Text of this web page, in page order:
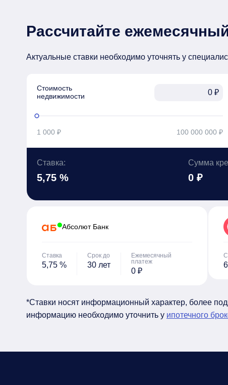
Рассчитайте
Актуальные ставки необходимо уточнять у
Стоимость
недвижимости
₽
1 000 ₽ 100 000 000 ₽
Ставка:
5,75 %
Сумма
0 ₽
Абсолют Банк
Ставка
5,75 %
Срок до
30 лет
Ежемесячный
платеж
0 ₽
*Ставки носят информационный характер, более
информацию необходимо уточнить у ипотечного